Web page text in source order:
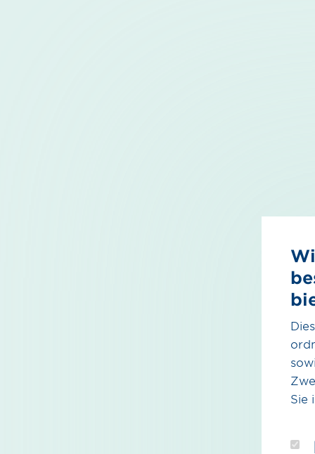
Sie